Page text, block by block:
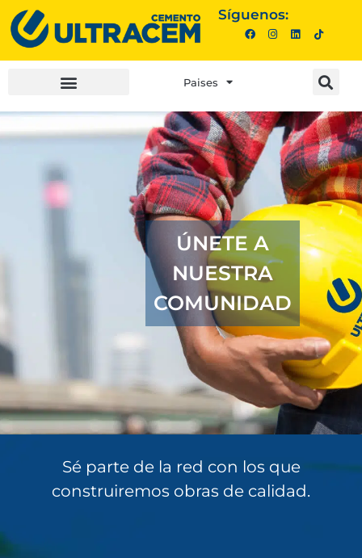
Síguenos:
Paises
ÚNETE A
NUESTRA
COMUNIDAD
Sé parte de la red con los que
construiremos obras de calidad.